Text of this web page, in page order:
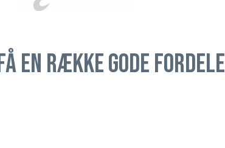
en række gode fordele